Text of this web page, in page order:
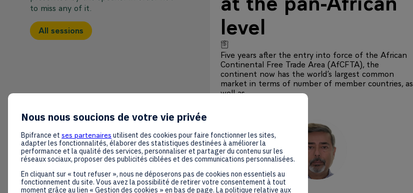
to miss any of it.
All sessions
level
Five years after the entry into force of the African
Continental Free Trade Area (AfCFTA), the
continent now has the world’s largest common
market in terms of number of member countries, as
well as...
AS
Anup Suri
Nous nous soucions de votre vie privée
Bpifrance et ses partenaires utilisent des cookies pour faire fonctionner les sites,
adapter les fonctionnalités, élaborer des statistiques destinées à améliorer la
performance et la qualité des services, personnaliser et partager du contenu sur les
réseaux sociaux, proposer des publicités ciblées et des communications personnalisées.
En cliquant sur « tout refuser », nous ne déposerons pas de cookies non essentiels au
fonctionnement du site. Vous avez la possibilité de retirer votre consentement à tout
moment grâce au lien « Gestion des cookies » en bas de page. La politique relative aux